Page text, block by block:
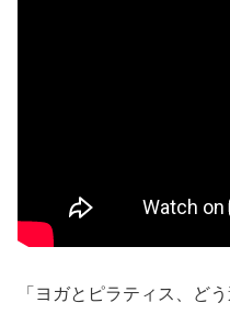
「ヨガとピラティス、ど